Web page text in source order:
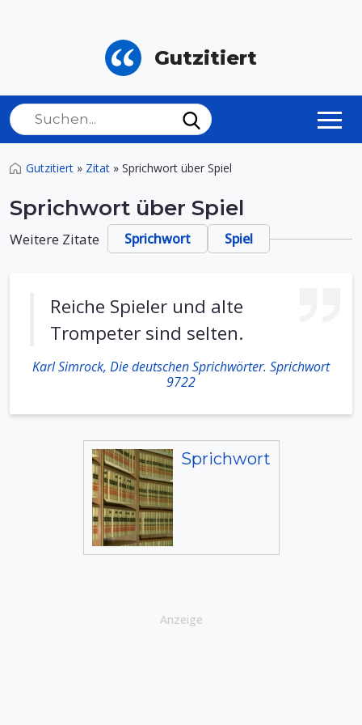
Gutzitiert
Gutzitiert » Zitat » Sprichwort über Spiel
Sprichwort über Spiel
Weitere Zitate Sprichwort Spiel
Reiche Spieler und alte
Trompeter sind selten.
Karl Simrock, Die deutschen Sprichwörter. Sprichwort
9722
Sprichwort
Anzeige